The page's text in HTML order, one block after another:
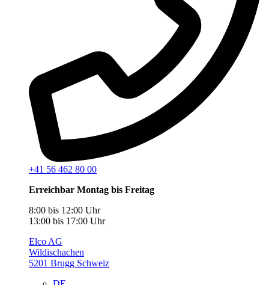
+41 56 462 80 00
Erreichbar Montag bis Freitag
8:00 bis 12:00 Uhr
13:00 bis 17:00 Uhr
Elco AG
Wildischachen
5201 Brugg Schweiz